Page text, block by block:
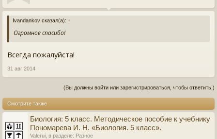
Ivandankov сказал(а): ↑
Огромное спасибо!
Всегда пожалуйста!
31 авг 2014
(Вы должны войти или зарегистрироваться, чтобы ответить.)
Смотрите также
Биология: 5 класс. Методическое пособие к учебнику
Пономарева И. Н. «Биология. 5 класс».
Valerui , в разделе: Разное